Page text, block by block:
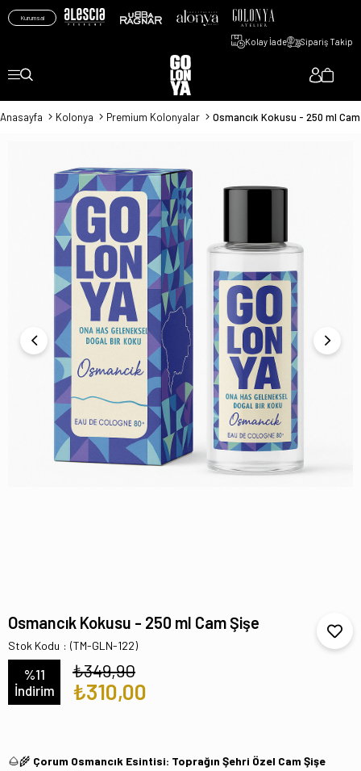
Kurumsal
Kolay İade Sipariş Takip
Anasayfa Kolonya Premium Kolonyalar Osmancık Kokusu - 250 ml
Osmancık Kokusu - 250 ml Cam Şişe
Stok Kodu (TM-GLN-122)
%11
İndirim
₺349,90
₺310,00
🌰🌾 Çorum Osmancık Esintisi: Toprağın Şehri Özel Cam Şişe